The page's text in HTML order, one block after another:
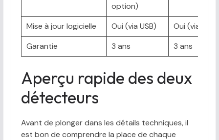
option)
Mise à jour logicielle Oui (via USB)
Oui (via USB)
Garantie
3 ans 3 ans
Aperçu rapide des deux
détecteurs
Avant de plonger dans les détails techniques, il
est bon de comprendre la place de chaque